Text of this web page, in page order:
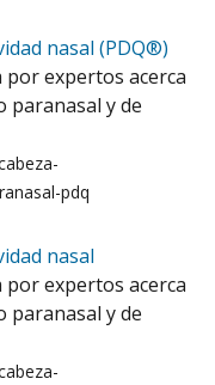
nasal (PDQ®)
por expertos acerca
paranasal y de
pdq
nasal
por expertos acerca
paranasal y de